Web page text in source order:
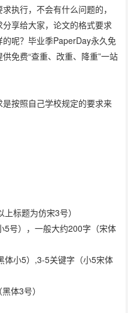
执行，不会有什么问题的，
享给大家，论文的格式要求
呢？毕业季PaperDay永久免
免费“查重、改重、降重”一站
按照自己学校规定的要求来
标题为仿宋3号）
），一般大约200字（宋体
小5）,3-5关键字（小5宋体
体3号）